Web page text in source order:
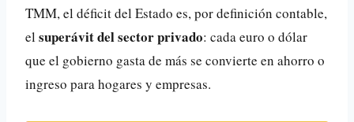
TMM, el déficit del Estado es, por definición contable,
el superávit del sector privado: cada euro o dólar
que el gobierno gasta de más se convierte en ahorro o
ingreso para hogares y empresas.